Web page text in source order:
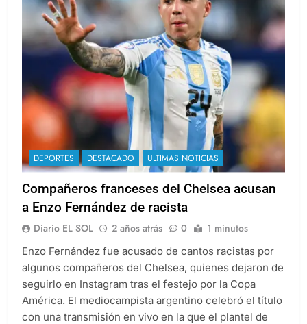
DEPORTES DESTACADO ULTIMAS NOTICIAS
Compañeros franceses del Chelsea acusan
a Enzo Fernández de racista
Diario EL SOL 2 años atrás 0 1 minutos
Enzo Fernández fue acusado de cantos racistas por
algunos compañeros del Chelsea, quienes dejaron de
seguirlo en Instagram tras el festejo por la Copa
América. El mediocampista argentino celebró el título
con una transmisión en vivo en la que el plantel de